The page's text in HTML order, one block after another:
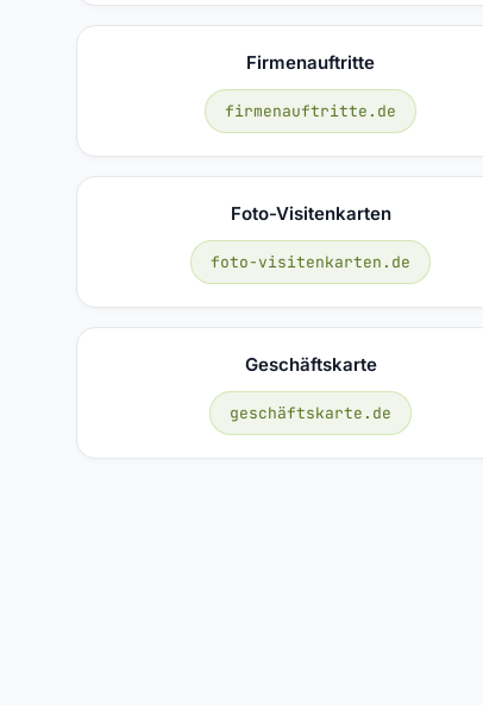
Firmenauftritte
firmenauftritte.de
Foto-Visitenkarten
foto-visitenkarten.de
Geschäftskarte
geschäftskarte.de